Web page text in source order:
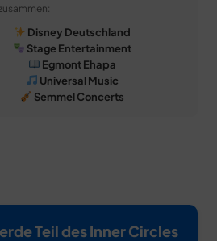
DISNEYLAND PARIS
Disney Deutschland
Stage Entertainment
Egmont Ehapa
Universal Music
Semmel Concerts
Teil des Inner Circles